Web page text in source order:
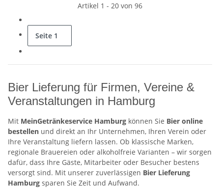
Artikel 1 - 20 von 96
Seite 1
Bier Lieferung für Firmen, Vereine &
Veranstaltungen in Hamburg
Mit MeinGetränkeservice Hamburg können Sie Bier online
bestellen und direkt an Ihr Unternehmen, Ihren Verein oder
Ihre Veranstaltung liefern lassen. Ob klassische Marken,
regionale Brauereien oder alkoholfreie Varianten – wir sorgen
dafür, dass Ihre Gäste, Mitarbeiter oder Besucher bestens
versorgt sind. Mit unserer zuverlässigen Bier Lieferung
Hamburg sparen Sie Zeit und Aufwand.